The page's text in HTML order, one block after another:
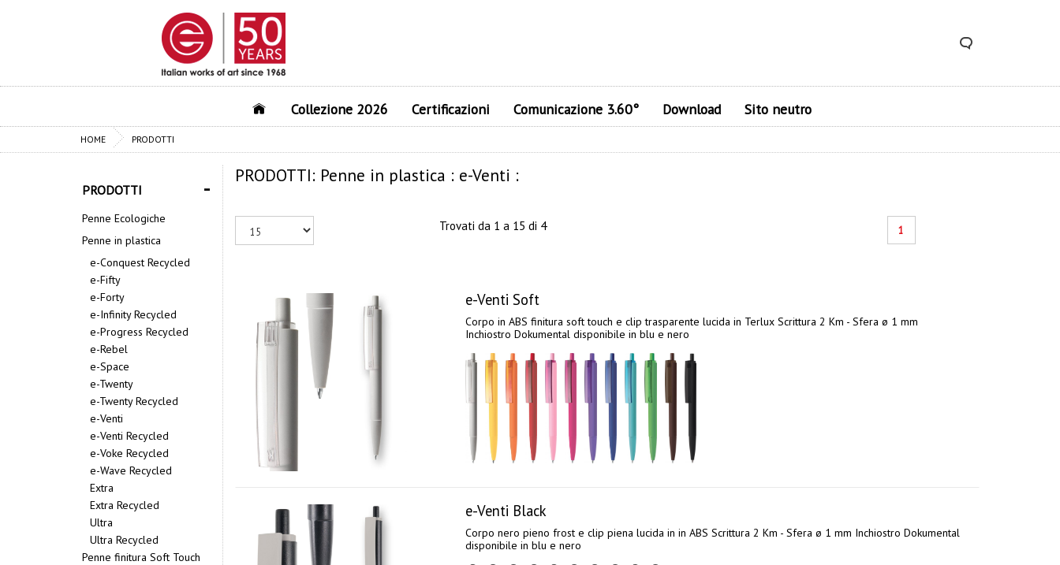
Collezione 2026 Certificazioni Comunicazione 3.60° Download Sito neutro
HOME PRODOTTI
PRODOTTI: Penne in plastica : e-Venti :
1
Trovati da 1 a 15 di 4
e-Venti Soft
Corpo in ABS finitura soft touch e clip trasparente lucida in Terlux Scrittura 2 Km - Sfera ø 1 mm
Inchiostro Dokumental disponibile in blu e nero
e-Venti Black
Corpo nero pieno frost e clip piena lucida in in ABS Scrittura 2 Km - Sfera ø 1 mm Inchiostro Dokumental
disponibile in blu e nero
-
PRODOTTI
Penne Ecologiche
Penne in plastica
e-Conquest Recycled
e-Fifty
e-Forty
e-Infinity Recycled
e-Progress Recycled
e-Rebel
e-Space
e-Twenty
e-Twenty Recycled
e-Venti
e-Venti Recycled
e-Voke Recycled
e-Wave Recycled
Extra
Extra Recycled
Ultra
Ultra Recycled
Penne finitura Soft Touch